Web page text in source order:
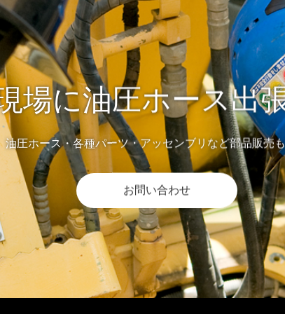
場に油圧ホース出
油圧ホース・各種パーツ・アッセンブリなど部品販売
お問い合わせ